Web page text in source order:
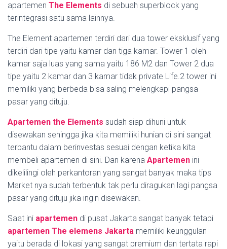
apartemen The Elements di sebuah superblock yang
terintegrasi satu sama lainnya.
The Element apartemen terdiri dari dua tower eksklusif yang
terdiri dari tipe yaitu kamar dan tiga kamar. Tower 1 oleh
kamar saja luas yang sama yaitu 186 M2 dan Tower 2 dua
tipe yaitu 2 kamar dan 3 kamar tidak private Life.2 tower ini
memiliki yang berbeda bisa saling melengkapi pangsa
pasar yang dituju.
Apartemen the Elements sudah siap dihuni untuk
disewakan sehingga jika kita memiliki hunian di sini sangat
terbantu dalam berinvestas sesuai dengan ketika kita
membeli apartemen di sini. Dan karena Apartemen ini
dikelilingi oleh perkantoran yang sangat banyak maka tips
Market nya sudah terbentuk tak perlu diragukan lagi pangsa
pasar yang dituju jika ingin disewakan.
Saat ini apartemen di pusat Jakarta sangat banyak tetapi
apartemen The elemens Jakarta memiliki keunggulan
yaitu berada di lokasi yang sangat premium dan tertata rapi